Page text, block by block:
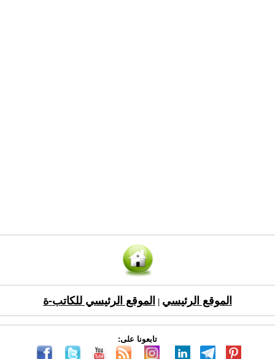
الموقع الرئيسي الموقع الرئيسي للكاتب-ة
تابعونا على: